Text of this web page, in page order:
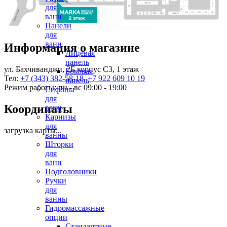
для
ванн
Панели
для
ванн
Лицевая
панель
Боковая
панель
Сифоны
для
ванн
Карнизы
для
ванны
Шторки
для
ванн
Подголовники
Ручки
для
ванны
Гидромассажные
опции
Информация о магазине
ул. Бахчиванджи, 2Б корпус С3, 1 этаж
Тел: +7 (343) 382-58-18,+7 922 609 10 19
Режим работы: пн - вс 09:00 - 19:00
Координаты
загрузка карты...